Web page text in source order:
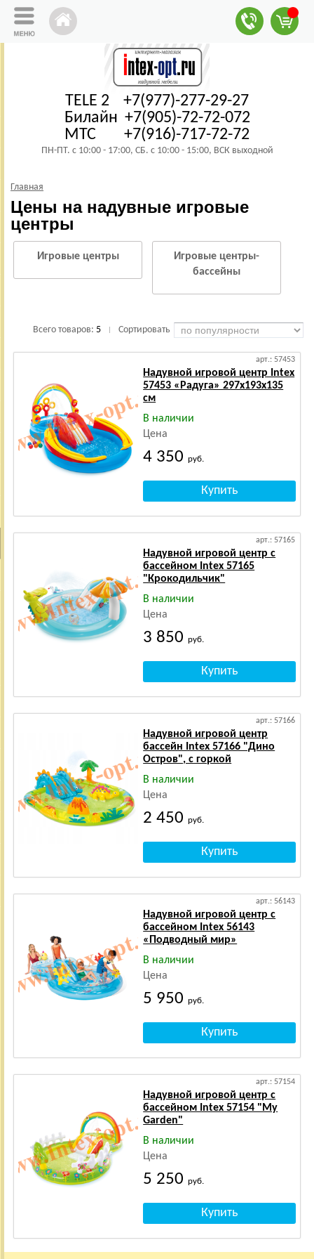
TELE 2 +7(977)-277-29-27
Билайн +7(905)-72-72-072
МТС +7(916)-717-72-72
ПН-ПТ. с 10:00 - 17:00, СБ. с 10:00 - 15:00, ВСК выходной
Главная
Цены на надувные игровые
центры
Игровые центры
Игровые центры-
бассейны
Всего товаров: 5 Сортировать
арт.: 57453
Надувной игровой центр Intex
57453 «Радуга» 297х193х135
см
В наличии
Цена
4 350руб.
арт.: 57165
Надувной игровой центр с
бассейном Intex 57165
"Крокодильчик"
В наличии
Цена
3 850руб.
арт.: 57166
Надувной игровой центр
бассейн Intex 57166 "Дино
Остров", с горкой
В наличии
Цена
2 450руб.
арт.: 56143
Надувной игровой центр с
бассейном Intex 56143
«Подводный мир»
В наличии
Цена
5 950руб.
арт.: 57154
Надувной игровой центр с
бассейном Intex 57154 "My
Garden"
В наличии
Цена
5 250руб.